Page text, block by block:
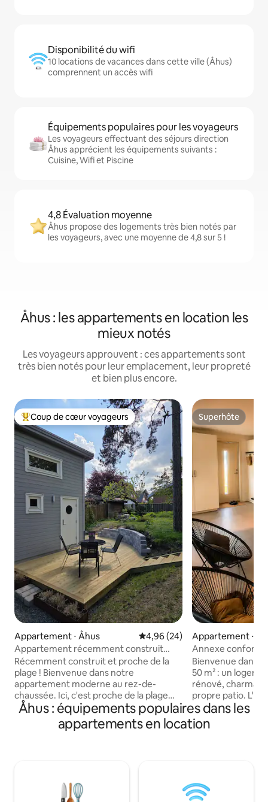
Disponibilité du wifi
10 locations de vacances dans cette ville (Åhus)
comprennent un accès wifi
Équipements populaires pour les voyageurs
Les voyageurs effectuant des séjours direction
Åhus apprécient les équipements suivants :
Cuisine, Wifi et Piscine
4,8 Évaluation moyenne
Åhus propose des logements très bien notés par
les voyageurs, avec une moyenne de 4,8 sur 5 !
Åhus : les appartements en location les
mieux notés
Les voyageurs approuvent : ces appartements sont
très bien notés pour leur emplacement, leur propreté
et bien plus encore.
Coups de cœur voyageurs les plus appréciés
Coup de cœur voyageurs
Appartement ⋅ Åhus Évaluation moyenne sur la
4,96 (24)
Appartement récemment construit
près de la mer et de la plage
événementielle
Récemment construit et proche de la
plage ! Bienvenue dans notre
appartement moderne au rez-de-
chaussée. Ici, c'est proche de la plage
(650 m), des restaurants et du port
d'Åhus. Emplacement calme dans un
quartier résidentiel, dans notre propre
ondes combinés, ainsi que réfrigérateur
avec compartiment congélateur. Loft
Superhôte
Superhôte
Appartement ⋅
Annexe
port et du centre-
Bienvenue dans
50 m² : un
rénové,
propre patio.
de la maison de
complètement
entrée.
grandes
Willys) Pour les
Åhus : équipements populaires dans les
appartements en location